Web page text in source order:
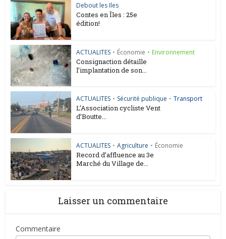
Debout les Iles
Contes en Îles : 25e
édition!
ACTUALITES • Économie • Environnement
Consignaction détaille
l’implantation de son...
ACTUALITES • Sécurité publique • Transport
L’Association cycliste Vent
d’Boutte...
ACTUALITES • Agriculture • Économie
Record d’affluence au 3e
Marché du Village de...
Laisser un commentaire
Commentaire